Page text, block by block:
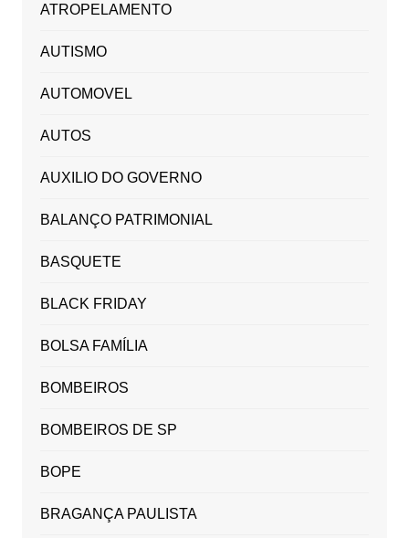
ATROPELAMENTO
AUTISMO
AUTOMOVEL
AUTOS
AUXILIO DO GOVERNO
BALANÇO PATRIMONIAL
BASQUETE
BLACK FRIDAY
BOLSA FAMÍLIA
BOMBEIROS
BOMBEIROS DE SP
BOPE
BRAGANÇA PAULISTA